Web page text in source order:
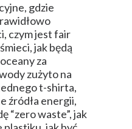
gdzie
czym jest fair
jak będą
za
zużyto na
t-shirta,
źródła energii,
“zero waste”, jak